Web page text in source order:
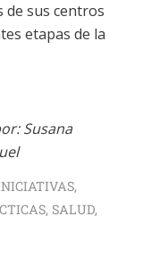
sus centros
etapas de la
Susana
,
, SALUD,